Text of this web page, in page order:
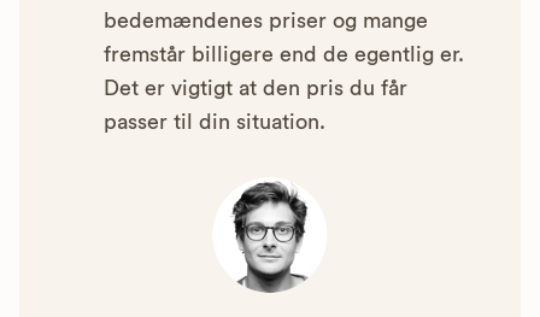
bedemændenes priser og mange
fremstår billigere end de egentlig er.
Det er vigtigt at den pris du får
passer til din situation.